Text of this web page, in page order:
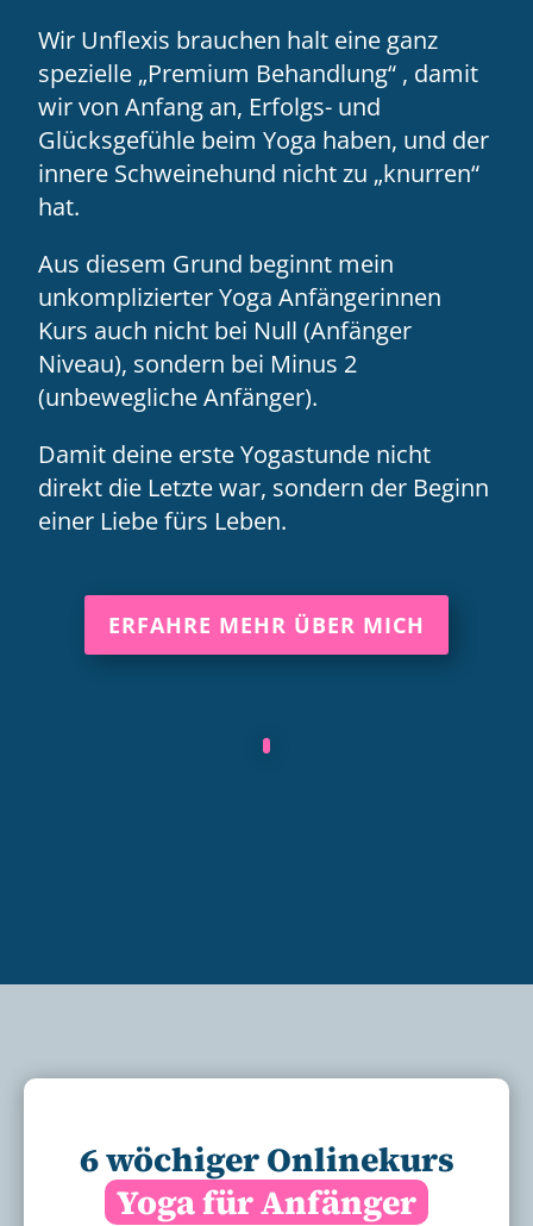
Wir Unflexis brauchen halt eine ganz
spezielle „Premium Behandlung“ , damit
wir von Anfang an, Erfolgs- und
Glücksgefühle beim Yoga haben, und der
innere Schweinehund nicht zu „knurren“
hat.
Aus diesem Grund beginnt mein
unkomplizierter Yoga Anfängerinnen
Kurs auch nicht bei Null (Anfänger
Niveau), sondern bei Minus 2
(unbewegliche Anfänger).
Damit deine erste Yogastunde nicht
direkt die Letzte war, sondern der Beginn
einer Liebe fürs Leben.
ERFAHRE MEHR ÜBER MICH
6 wöchiger Onlinekurs
Yoga für Anfänger